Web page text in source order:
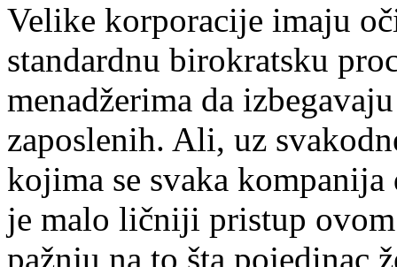
Velike korporacije imaju
standardnu birokratsku
menadžerima da
zaposlenih. Ali, uz
kojima se svaka kompanija
je malo ličniji pristup
pažnju na to šta pojedinac